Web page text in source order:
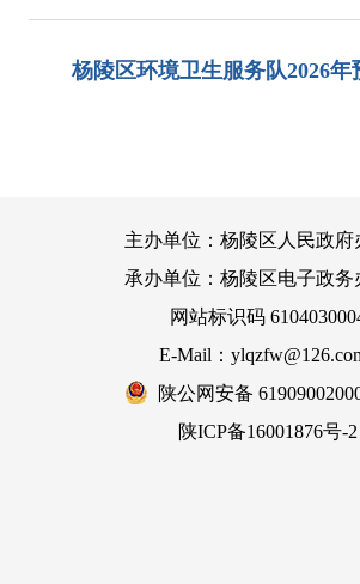
杨陵区环境卫生服务队2026
主办单位：杨陵区人民政府
承办单位：杨陵区电子政务
网站标识码
E-Mail：
陕公网安备
陕ICP备16001876号-2